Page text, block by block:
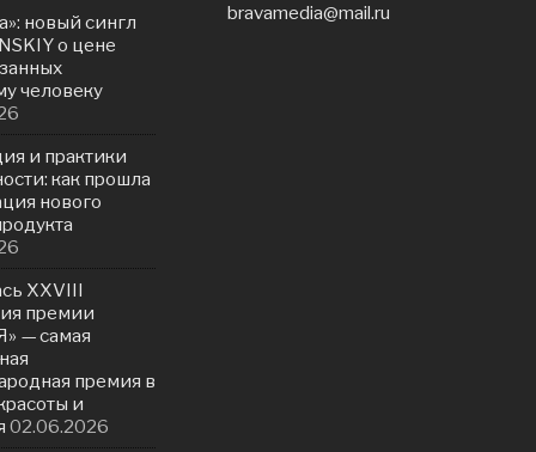
новый сингл
о цене
человеку
и практики
как прошла
нового
ХXVIII
премии
— самая
премия в
и
02.06.2026
bravamedia@mail.ru